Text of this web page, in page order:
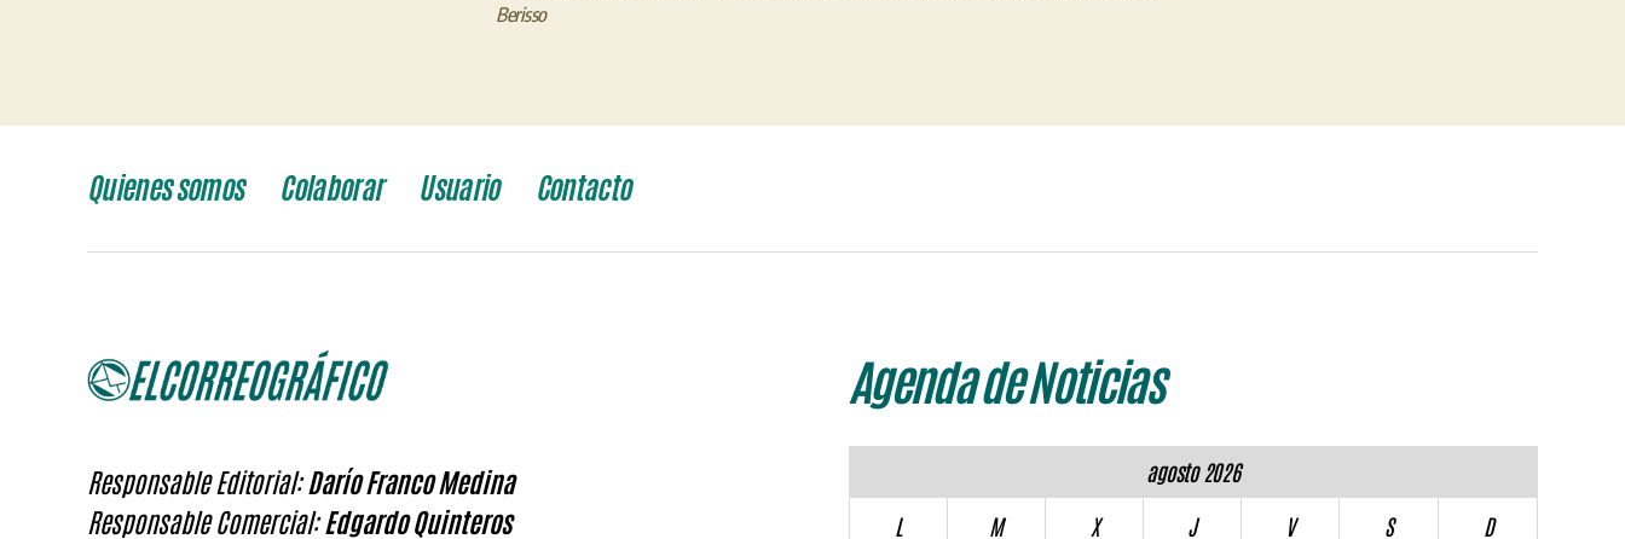
Berisso
Quienes somos Colaborar Usuario Contacto
Responsable Editorial:Darío Franco Medina
Responsable Comercial:Edgardo Quinteros
Agenda de Noticias
agosto 2026
L
M X J V S
D